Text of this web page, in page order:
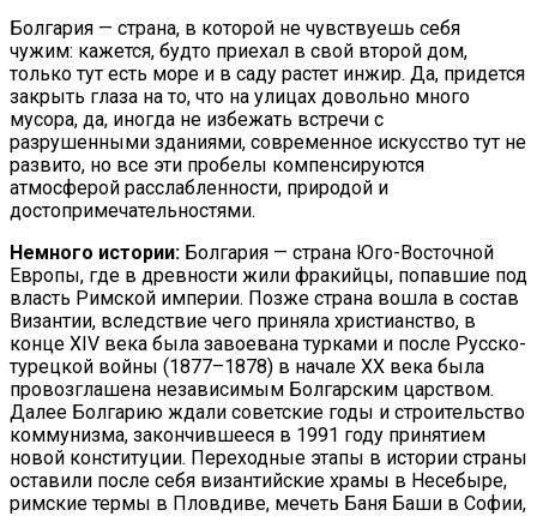
Болгария — страна, в которой не чувствуешь себя
чужим: кажется, будто приехал в свой второй дом,
только тут есть море и в саду растет инжир. Да, придется
закрыть глаза на то, что на улицах довольно много
мусора, да, иногда не избежать встречи с
разрушенными зданиями, современное искусство тут не
развито, но все эти пробелы компенсируются
атмосферой расслабленности, природой и
достопримечательностями.
Немного истории: Болгария — страна Юго-Восточной
Европы, где в древности жили фракийцы, попавшие под
власть Римской империи. Позже страна вошла в состав
Византии, вследствие чего приняла христианство, в
конце XIV века была завоевана турками и после Русско-
турецкой войны (1877–1878) в начале XX века была
провозглашена независимым Болгарским царством.
Далее Болгарию ждали советские годы и строительство
коммунизма, закончившееся в 1991 году принятием
новой конституции. Переходные этапы в истории страны
оставили после себя византийские храмы в Несебыре,
римские термы в Пловдиве, мечеть Баня Баши в Софии,